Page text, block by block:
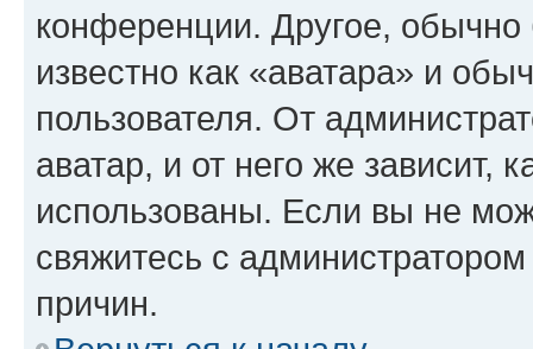
конференции. Другое,
известно как «аватара» и
пользователя. От
аватар, и от него же зависит,
использованы. Если вы не
свяжитесь с
причин.